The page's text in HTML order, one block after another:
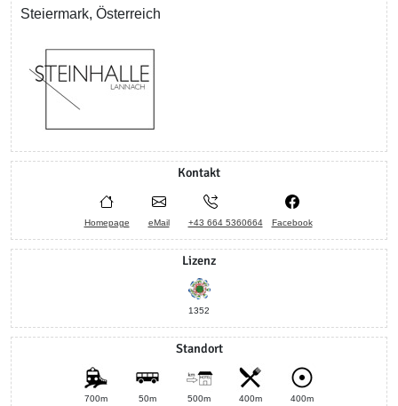
Steiermark, Österreich
Kontakt
Homepage eMail +43 664 5360664 Facebook
Lizenz
1352
Standort
700m 50m 500m 400m 400m